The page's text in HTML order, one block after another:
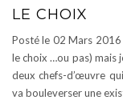
LE CHOIX
Posté le 02 Mars 2016
le choix …ou pas) mais
deux chefs-d’œuvre
va bouleverser une